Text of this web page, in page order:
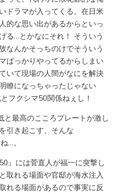
ドラマが入ってくる。在日米
的な思い出があるからといっ
る…とかなにそれ！ そういう
なんかそっちのけでそういう
ばっかりやってるからしまい
いて現場の人間がなにを解決
瞭になっちゃったじゃない
フクシマ50関係ねぇし！
最高のこころプレートが激し
引き起こす、そんな
…。
』には菅直人が福一に突撃し
取れる場面や官邸が海水注入
れる場面があるので事実に反